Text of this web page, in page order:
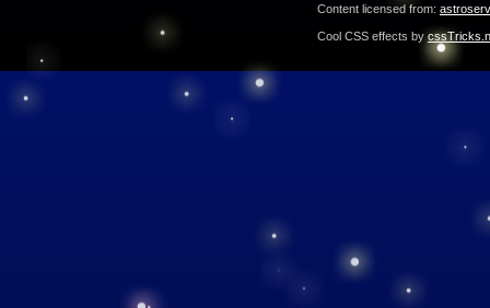
Content licensed from:
Cool CSS effects by